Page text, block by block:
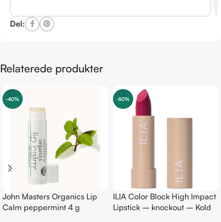
Del:
Relaterede produkter
-40%
John Masters Organics Lip
Calm peppermint 4 g
-50%
ILIA Color Block High Impact
Lipstick – knockout – Kold